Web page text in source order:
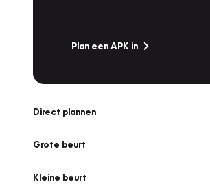
Plan een APK in
Direct plannen
Grote beurt
Kleine beurt